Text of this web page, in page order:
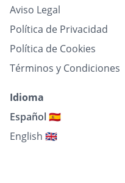
Aviso Legal
Política de Privacidad
Política de Cookies
Términos y Condiciones
Idioma
Español 🇪🇸
English 🇬🇧